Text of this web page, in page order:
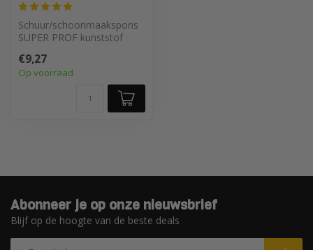
Schuur/schoonmaakspons
SUPER PROF kunststof
€9,27
Op voorraad
Abonneer je op onze nieuwsbrief
Blijf op de hoogte van de beste deals